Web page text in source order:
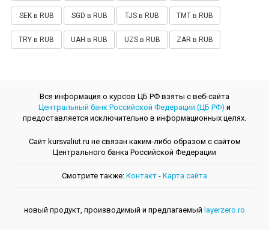
SEK в RUB SGD в RUB TJS в RUB TMT в RUB
TRY в RUB UAH в RUB UZS в RUB ZAR в RUB
Вся информация о курсов ЦБ РФ взяты с веб-сайта
Центральный банк Российской Федерации (ЦБ РФ) и
предоставляется исключительно в информационных целях.
Сайт kursvaliut.ru не связан каким-либо образом с сайтом
Центрального банкa Российской Федерации
Смотрите также: Контакт - Kарта сайта
новый продукт, производимый и предлагаемый layerzero.ro